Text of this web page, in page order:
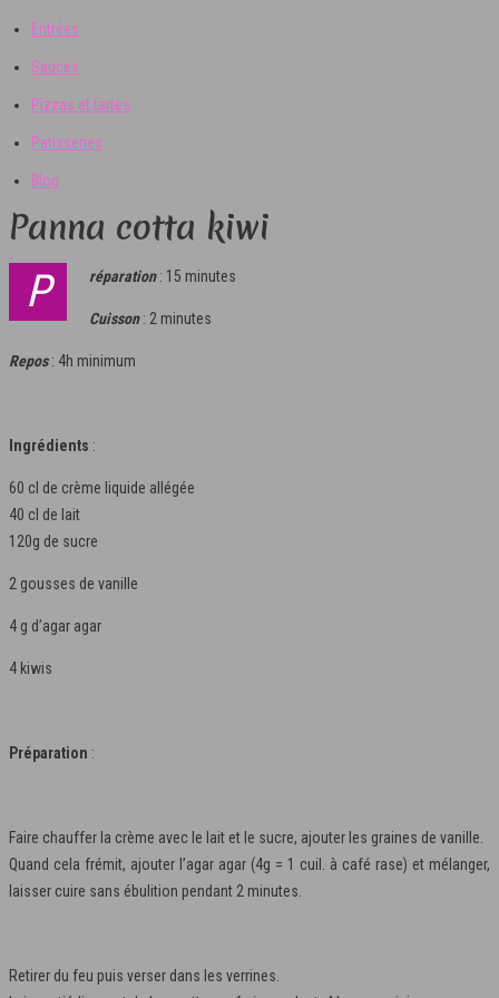
Entrées
Sauces
Pizzas et tartes
Patisseries
Blog
Panna cotta kiwi
Préparation: 15 minutes
Cuisson: 2 minutes
Repos: 4h minimum
Ingrédients :
60 cl de crème liquide allégée
40 cl de lait
120g de sucre
2 gousses de vanille
4 g d’agar agar
4 kiwis
Préparation :
Faire chauffer la crème avec le lait et le sucre, ajouter les graines de vanille.
Quand cela frémit, ajouter l’agar agar (4g = 1 cuil. à café rase) et mélanger,
laisser cuire sans ébulition pendant 2 minutes.
Retirer du feu puis verser dans les verrines.